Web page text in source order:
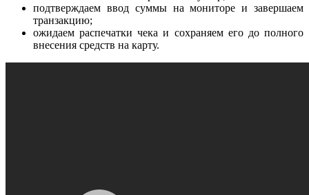
подтверждаем ввод суммы на мониторе и завершаем
транзакцию;
ожидаем распечатки чека и сохраняем его до полного
внесения средств на карту.